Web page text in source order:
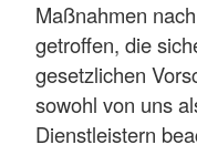
Maßnahmen
getroffen, die
gesetzlichen
sowohl von uns
Dienstleistern